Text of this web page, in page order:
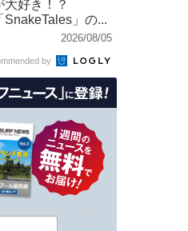
大好き！？
SnakeTales」の...
2026/08/05
by